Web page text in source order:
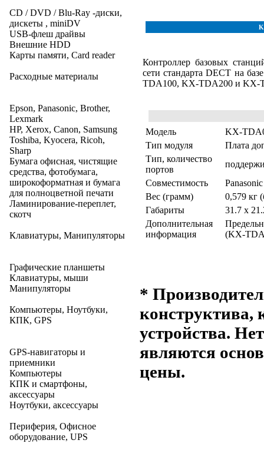
CD / DVD / Blu-Ray -диски,
дискеты , miniDV
USB-флеш драйвы
Внешние HDD
Карты памяти, Card reader
Расходные материалы
Epson, Panasonic, Brother,
Lexmark
HP, Xerox, Canon, Samsung
Toshiba, Kyocera, Ricoh,
Sharp
Бумага офисная, чистящие
средства, фотобумага,
широкоформатная и бумага
для полноцветной печати
Ламинирование-переплет,
скотч
Клавиатуры, Манипуляторы
Графические планшеты
Клавиатуры, мыши
Манипуляторы
Компьютеры, Ноутбуки,
КПК, GPS
GPS-навигаторы и
приемники
Компьютеры
КПК и смартфоны,
аксессуары
Ноутбуки, аксессуары
Периферия, Офисное
оборудование, UPS
Контроллер базовых
сети стандарта DECT на
TDA100, KX-TDA200 и KX-
Модель
KX-
Тип модуля
Плата
Тип, количество
портов
Совместимость
Вес (грамм)
0,579 кг
Габариты
31.7 х
Дополнительная
информация
(KX-
*
конструктива,
устройства.
являются
цены.